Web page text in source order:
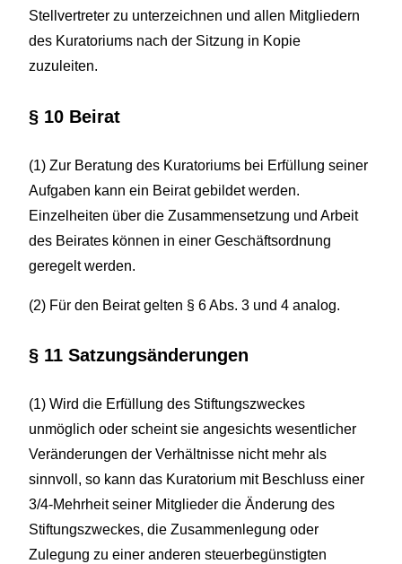
Stellvertreter zu unterzeichnen und allen Mitgliedern
des Kuratoriums nach der Sitzung in Kopie
zuzuleiten.
§ 10 Beirat
(1) Zur Beratung des Kuratoriums bei Erfüllung seiner
Aufgaben kann ein Beirat gebildet werden.
Einzelheiten über die Zusammensetzung und Arbeit
des Beirates können in einer Geschäftsordnung
geregelt werden.
(2) Für den Beirat gelten § 6 Abs. 3 und 4 analog.
§ 11 Satzungsänderungen
(1) Wird die Erfüllung des Stiftungszweckes
unmöglich oder scheint sie angesichts wesentlicher
Veränderungen der Verhältnisse nicht mehr als
sinnvoll, so kann das Kuratorium mit Beschluss einer
3/4-Mehrheit seiner Mitglieder die Änderung des
Stiftungszweckes, die Zusammenlegung oder
Zulegung zu einer anderen steuerbegünstigten